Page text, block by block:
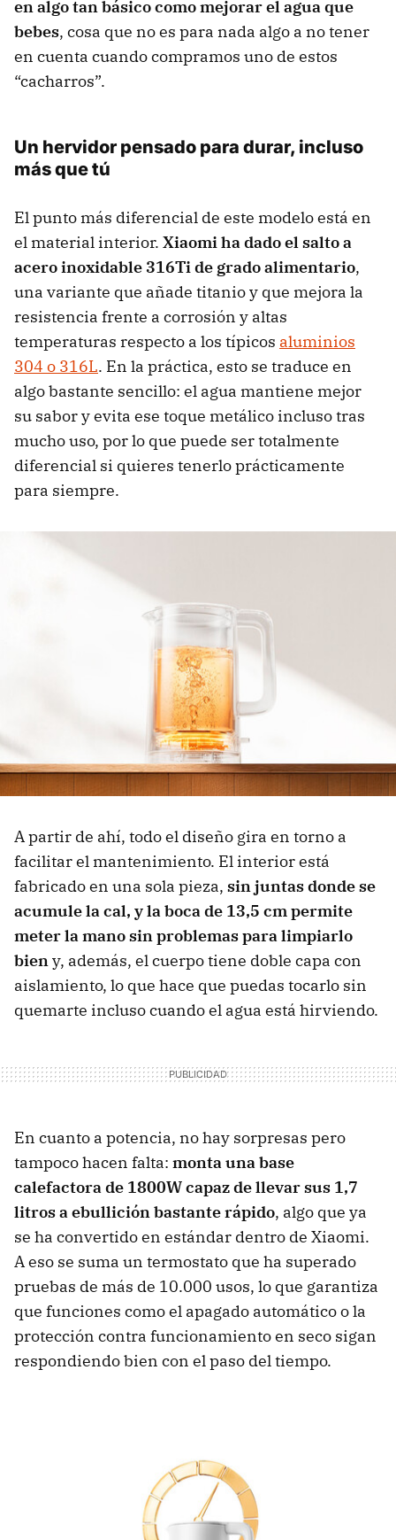
en algo tan básico como mejorar el agua que
bebes, cosa que no es para nada algo a no tener
en cuenta cuando compramos uno de estos
“cacharros”.
Un hervidor pensado para durar, incluso
más que tú
El punto más diferencial de este modelo está en
el material interior. Xiaomi ha dado el salto a
acero inoxidable 316Ti de grado alimentario,
una variante que añade titanio y que mejora la
resistencia frente a corrosión y altas
temperaturas respecto a los típicos aluminios
304 o 316L. En la práctica, esto se traduce en
algo bastante sencillo: el agua mantiene mejor
su sabor y evita ese toque metálico incluso tras
mucho uso, por lo que puede ser totalmente
diferencial si quieres tenerlo prácticamente
para siempre.
A partir de ahí, todo el diseño gira en torno a
facilitar el mantenimiento. El interior está
fabricado en una sola pieza, sin juntas donde se
acumule la cal, y la boca de 13,5 cm permite
meter la mano sin problemas para limpiarlo
bieny, además, el cuerpo tiene doble capa con
aislamiento, lo que hace que puedas tocarlo sin
quemarte incluso cuando el agua está hirviendo.
En cuanto a potencia, no hay sorpresas pero
tampoco hacen falta: monta una base
calefactora de 1800W capaz de llevar sus 1,7
litros a ebullición bastante rápido, algo que ya
se ha convertido en estándar dentro de Xiaomi.
A eso se suma un termostato que ha superado
pruebas de más de 10.000 usos, lo que garantiza
que funciones como el apagado automático o la
protección contra funcionamiento en seco sigan
respondiendo bien con el paso del tiempo.